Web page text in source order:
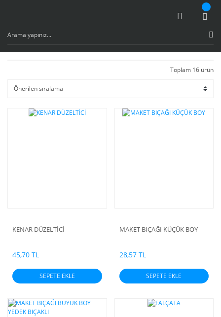
Toplam 16 ürün
KENAR DÜZELTİCİ
45,70 TL
SEPETE EKLE
MAKET BIÇAĞI KÜÇÜK BOY
28,57 TL
SEPETE EKLE